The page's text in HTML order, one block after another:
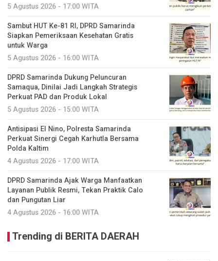
5 Agustus 2026 - 17:00 WITA
Sambut HUT Ke-81 RI, DPRD Samarinda
Siapkan Pemeriksaan Kesehatan Gratis
untuk Warga
5 Agustus 2026 - 16:00 WITA
DPRD Samarinda Dukung Peluncuran
Samaqua, Dinilai Jadi Langkah Strategis
Perkuat PAD dan Produk Lokal
5 Agustus 2026 - 15:00 WITA
Antisipasi El Nino, Polresta Samarinda
Perkuat Sinergi Cegah Karhutla Bersama
Polda Kaltim
4 Agustus 2026 - 17:00 WITA
DPRD Samarinda Ajak Warga Manfaatkan
Layanan Publik Resmi, Tekan Praktik Calo
dan Pungutan Liar
4 Agustus 2026 - 16:00 WITA
Trending di BERITA DAERAH